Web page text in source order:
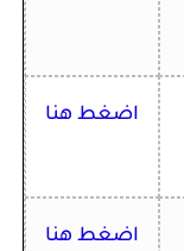
اضغط هنا
اضغط هنا